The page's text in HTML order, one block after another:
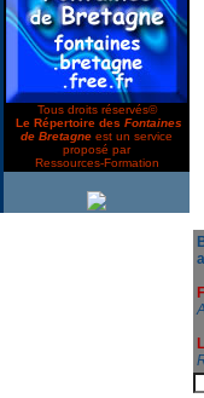
Tous droits réservés©
Le Répertoire des Fontaines
de Bretagne est un service
proposé par
Ressources-Formation